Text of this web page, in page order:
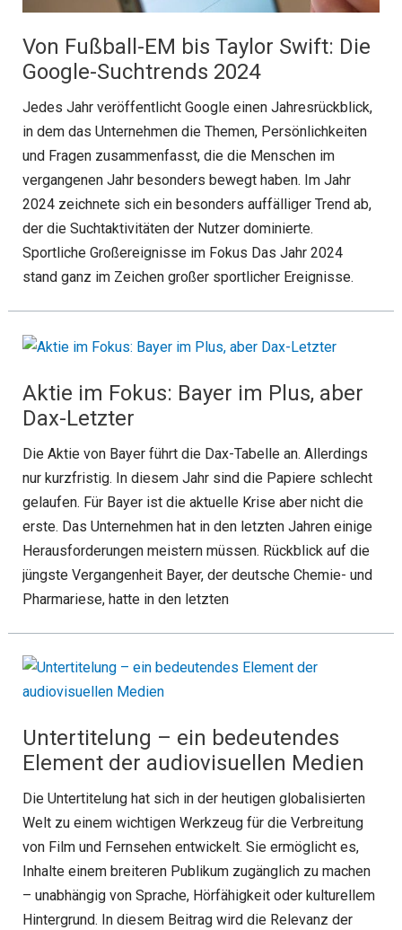
Von Fußball-EM bis Taylor Swift: Die
Google-Suchtrends 2024
Jedes Jahr veröffentlicht Google einen Jahresrückblick,
in dem das Unternehmen die Themen, Persönlichkeiten
und Fragen zusammenfasst, die die Menschen im
vergangenen Jahr besonders bewegt haben. Im Jahr
2024 zeichnete sich ein besonders auffälliger Trend ab,
der die Suchtaktivitäten der Nutzer dominierte.
Sportliche Großereignisse im Fokus Das Jahr 2024
stand ganz im Zeichen großer sportlicher Ereignisse.
Aktie im Fokus: Bayer im Plus, aber
Dax-Letzter
Die Aktie von Bayer führt die Dax-Tabelle an. Allerdings
nur kurzfristig. In diesem Jahr sind die Papiere schlecht
gelaufen. Für Bayer ist die aktuelle Krise aber nicht die
erste. Das Unternehmen hat in den letzten Jahren einige
Herausforderungen meistern müssen. Rückblick auf die
jüngste Vergangenheit Bayer, der deutsche Chemie- und
Pharmariese, hatte in den letzten
Untertitelung – ein bedeutendes
Element der audiovisuellen Medien
Die Untertitelung hat sich in der heutigen globalisierten
Welt zu einem wichtigen Werkzeug für die Verbreitung
von Film und Fernsehen entwickelt. Sie ermöglicht es,
Inhalte einem breiteren Publikum zugänglich zu machen
– unabhängig von Sprache, Hörfähigkeit oder kulturellem
Hintergrund. In diesem Beitrag wird die Relevanz der